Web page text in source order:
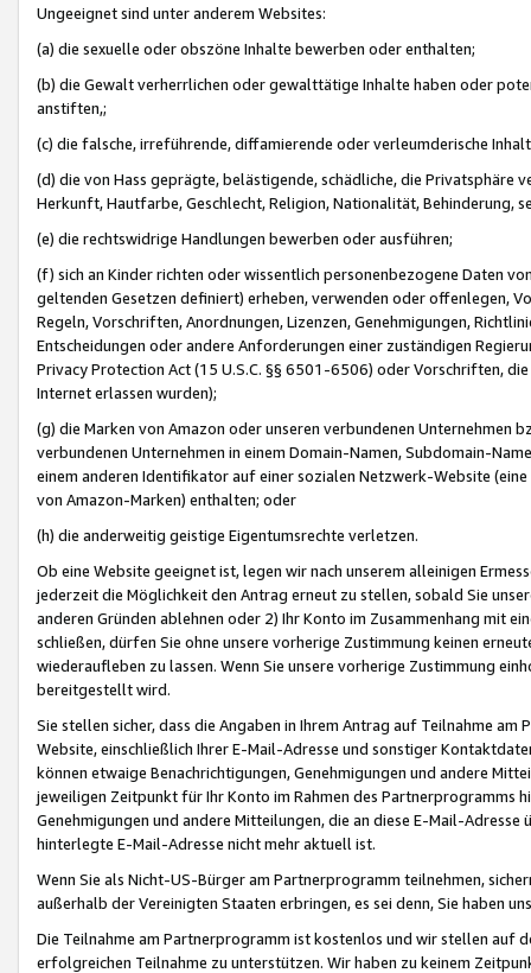
Ungeeignet sind unter anderem Websites:
(a) die sexuelle oder obszöne Inhalte bewerben oder enthalten;
(b) die Gewalt verherrlichen oder gewalttätige Inhalte haben oder
anstiften,;
(c) die falsche, irreführende, diffamierende oder verleumderische
(d) die von Hass geprägte, belästigende, schädliche, die Privatsphäre
Herkunft, Hautfarbe, Geschlecht, Religion, Nationalität, Behinderung,
(e) die rechtswidrige Handlungen bewerben oder ausführen;
(f) sich an Kinder richten oder wissentlich personenbezogene Daten
geltenden Gesetzen definiert) erheben, verwenden oder offenlegen,
Regeln, Vorschriften, Anordnungen, Lizenzen, Genehmigungen,
Entscheidungen oder andere Anforderungen einer zuständigen
Privacy Protection Act (15 U.S.C. §§ 6501-6506) oder Vorschriften,
Internet erlassen wurden);
(g) die Marken von Amazon oder unseren verbundenen Unternehmen
verbundenen Unternehmen in einem Domain-Namen, Subdomain-
einem anderen Identifikator auf einer sozialen Netzwerk-Website
von Amazon-Marken) enthalten; oder
(h) die anderweitig geistige Eigentumsrechte verletzen.
Ob eine Website geeignet ist, legen wir nach unserem alleinigen
jederzeit die Möglichkeit den Antrag erneut zu stellen, sobald Sie
anderen Gründen ablehnen oder 2) Ihr Konto im Zusammenhang mit
schließen, dürfen Sie ohne unsere vorherige Zustimmung keinen
wiederaufleben zu lassen. Wenn Sie unsere vorherige Zustimmung
bereitgestellt wird.
Sie stellen sicher, dass die Angaben in Ihrem Antrag auf Teilnahme
Website, einschließlich Ihrer E-Mail-Adresse und sonstiger
können etwaige Benachrichtigungen, Genehmigungen und andere
jeweiligen Zeitpunkt für Ihr Konto im Rahmen des Partnerprogramms
Genehmigungen und andere Mitteilungen, die an diese E-Mail-
hinterlegte E-Mail-Adresse nicht mehr aktuell ist.
Wenn Sie als Nicht-US-Bürger am Partnerprogramm teilnehmen,
außerhalb der Vereinigten Staaten erbringen, es sei denn, Sie haben
Die Teilnahme am Partnerprogramm ist kostenlos und wir stellen auf
erfolgreichen Teilnahme zu unterstützen. Wir haben zu keinem